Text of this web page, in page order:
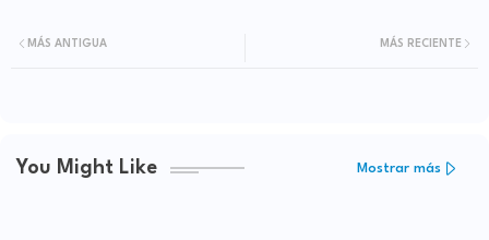
MÁS RECIENTE
MÁS ANTIGUA
You Might Like Mostrar más